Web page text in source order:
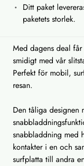
Ditt paket
paketets storlek.
Med dagens deal
smidigt med vår
Perfekt för mobil,
resan.
Den tåliga designen
snabbladdning med
kontakter i en och
surfplatta till andra